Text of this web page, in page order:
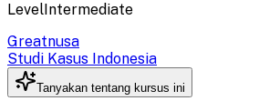
LevelIntermediate
Greatnusa
Studi Kasus Indonesia
Tanyakan tentang kursus ini